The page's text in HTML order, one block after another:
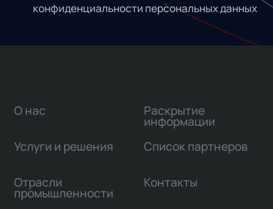
конфиденциальности персональных данных
О нас
Услуги и решения
Отрасли
промышленности
Раскрытие
информации
Список партнеров
Контакты